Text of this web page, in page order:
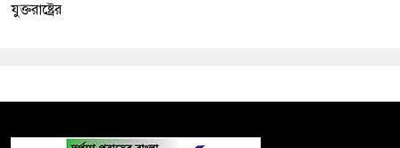
যুক্তরাষ্ট্রের